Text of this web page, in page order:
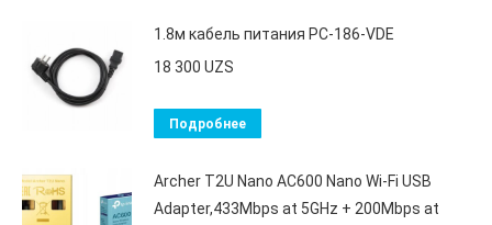
1.8м кабель питания PC-186-VDE
18 300 UZS
Подробнее
Archer T2U Nano AC600 Nano Wi-Fi USB
Adapter,433Mbps at 5GHz + 200Mbps at